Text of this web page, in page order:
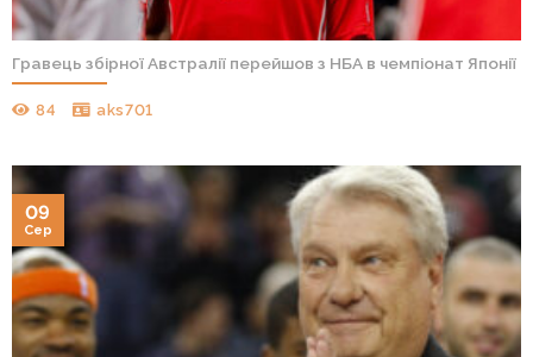
Гравець збірної Австралії перейшов з НБА в чемпіонат Японії
84 aks701
09
Сер